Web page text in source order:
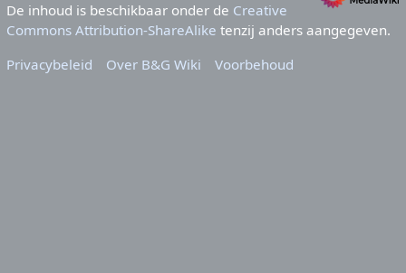
De inhoud is beschikbaar onder de Creative
Commons Attribution-ShareAlike tenzij anders aangegeven.
Privacybeleid
Over B&G Wiki Voorbehoud